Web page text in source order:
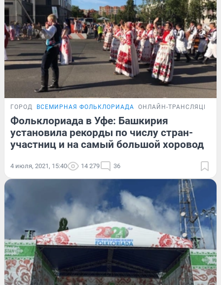
ГОРОД ВСЕМИРНАЯ ФОЛЬКЛОРИАДА ОНЛАЙН-ТРАНСЛЯЦИЯ
Фольклориада в Уфе: Башкирия
установила рекорды по числу стран-
участниц и на самый большой хоровод
4 июля, 2021, 15:40 14 279 36